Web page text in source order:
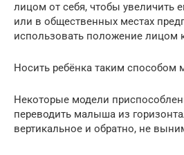
лицом от себя, чтобы увеличить
или в общественных местах
использовать положение лицом
Носить ребёнка таким способом
Некоторые модели
переводить малыша из
вертикальное и обратно, не